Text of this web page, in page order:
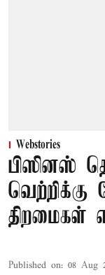
Webstories
பிஸினஸ்
திறமைகள்
Published on: 08 Aug